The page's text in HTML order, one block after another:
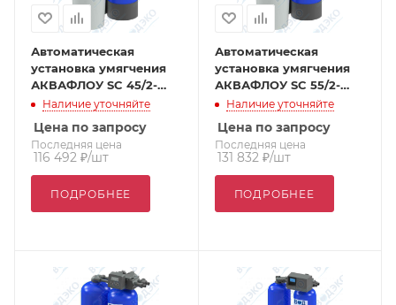
Автоматическая
установка умягчения
АКВАФЛОУ SC 45/2-
VTT1Наличие уточняйте
Цена по запросу
Последняя цена
116 492 ₽/шт
ПОДРОБНЕЕ
Автоматическая
установка умягчения
АКВАФЛОУ SC 55/2-
VTT1Наличие уточняйте
Цена по запросу
Последняя цена
131 832 ₽/шт
ПОДРОБНЕЕ